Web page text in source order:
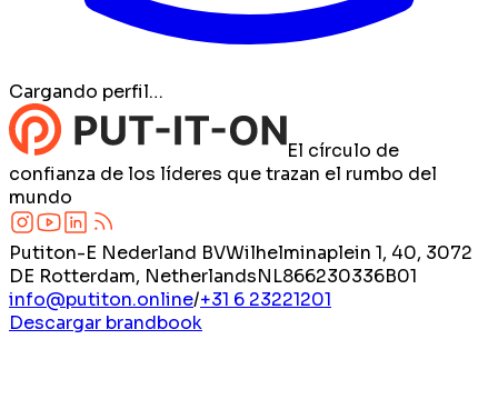
Cargando perfil…
El círculo de
confianza de los líderes que trazan el rumbo del
mundo
Putiton-E Nederland BVWilhelminaplein 1, 40, 3072
DE Rotterdam, NetherlandsNL866230336B01
info@putiton.online/+31 6 23221201
Descargar brandbook